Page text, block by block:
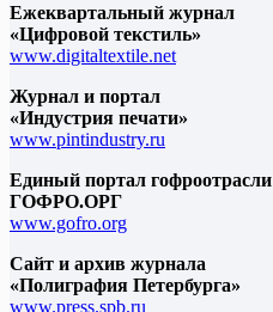
Ежеквартальный журнал
«Цифровой текстиль»
www.digitaltextile.net
Журнал и портал
«Индустрия печати»
www.pintindustry.ru
Единый портал гофроотрасли
ГОФРО.ОРГ
www.gofro.org
Сайт и архив журнала
«Полиграфия Петербурга»
www.press.spb.ru